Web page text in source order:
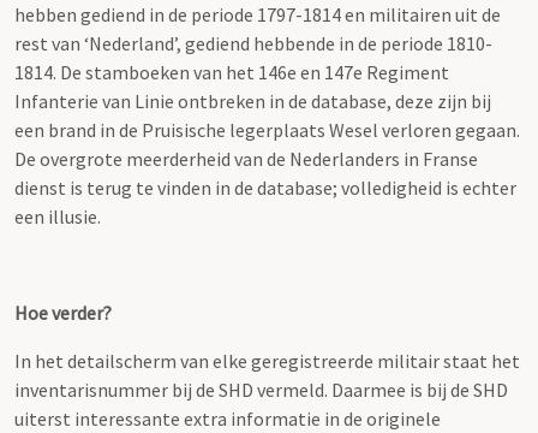
hebben gediend in de periode 1797-1814 en militairen uit de
rest van ‘Nederland’, gediend hebbende in de periode 1810-
1814. De stamboeken van het 146e en 147e Regiment
Infanterie van Linie ontbreken in de database, deze zijn bij
een brand in de Pruisische legerplaats Wesel verloren gegaan.
De overgrote meerderheid van de Nederlanders in Franse
dienst is terug te vinden in de database; volledigheid is echter
een illusie.
Hoe verder?
In het detailscherm van elke geregistreerde militair staat het
inventarisnummer bij de SHD vermeld. Daarmee is bij de SHD
uiterst interessante extra informatie in de originele